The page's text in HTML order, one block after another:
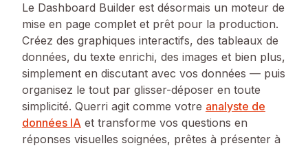
Le Dashboard Builder est désormais un moteur de
mise en page complet et prêt pour la production.
Créez des graphiques interactifs, des tableaux de
données, du texte enrichi, des images et bien plus,
simplement en discutant avec vos données — puis
organisez le tout par glisser-déposer en toute
simplicité. Querri agit comme votre analyste de
données IA et transforme vos questions en
réponses visuelles soignées, prêtes à présenter à